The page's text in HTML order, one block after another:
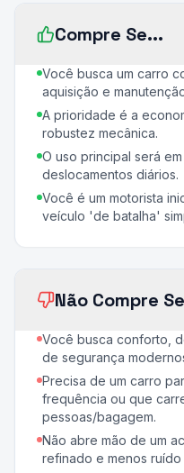
Compre Se...
Você busca um carro
aquisição e
A prioridade é a
robustez mecânica.
O uso principal será
deslocamentos diários.
Você é um motorista
veículo 'de batalha'
Não Compre
Você busca conforto,
de segurança
Precisa de um carro
frequência ou que
pessoas/bagagem.
Não abre mão de um
refinado e menos ruído